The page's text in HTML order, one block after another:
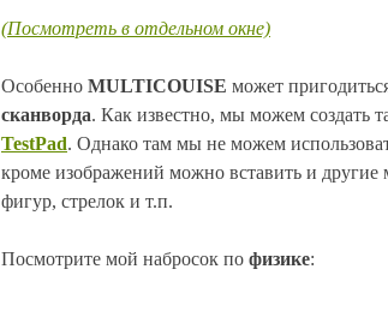
(Посмотреть в отдельном окне)
Особенно MULTICOUISE может
сканворда. Как известно, мы можем создать
TestPad. Однако там мы не можем
кроме изображений можно вставить и
фигур, стрелок и т.п.
Посмотрите мой набросок по физике: